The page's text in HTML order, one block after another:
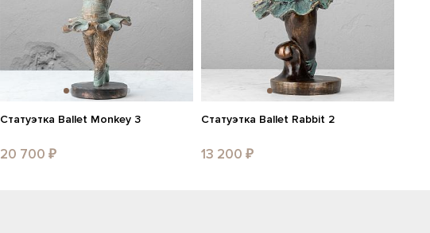
Статуэтка Ballet Monkey 3
20 700 ₽
Статуэтка Ballet Rabbit 2
13 200 ₽